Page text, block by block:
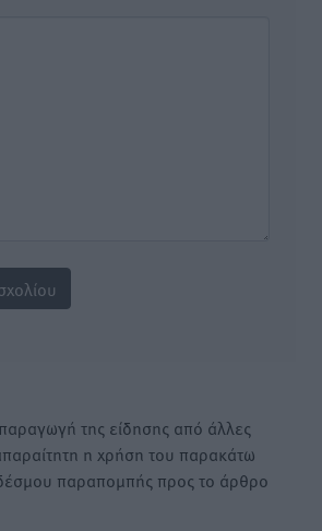
της είδησης από άλλες
η χρήση του παρακάτω
παραπομπής προς το άρθρο